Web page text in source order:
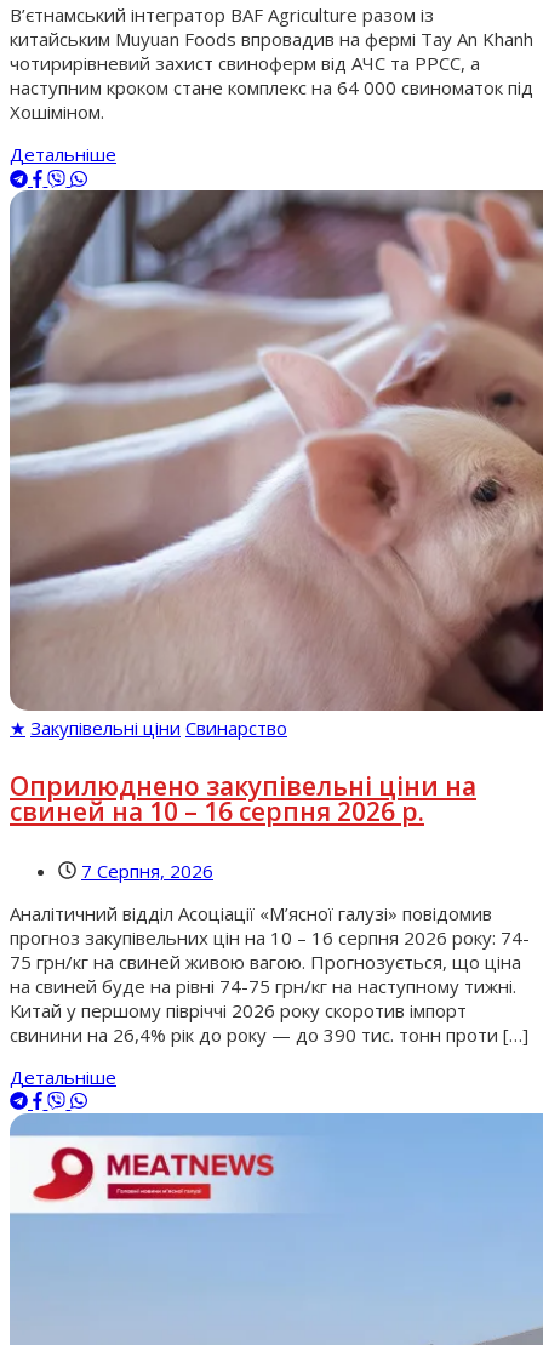
В’єтнамський інтегратор BAF Agriculture разом із
китайським Muyuan Foods впровадив на фермі Tay An Khanh
чотирирівневий захист свиноферм від АЧС та РРСС, а
наступним кроком стане комплекс на 64 000 свиноматок під
Хошіміном.
Детальніше
★ Закупівельні ціни Свинарство
Оприлюднено закупівельні ціни на
свиней на 10 – 16 серпня 2026 р.
7 Серпня, 2026
Аналітичний відділ Асоціації «М’ясної галузі» повідомив
прогноз закупівельних цін на 10 – 16 серпня 2026 року: 74-
75 грн/кг на свиней живою вагою. Прогнозується, що ціна
на свиней буде на рівні 74-75 грн/кг на наступному тижні.
Китай у першому півріччі 2026 року скоротив імпорт
свинини на 26,4% рік до року — до 390 тис. тонн проти […]
Детальніше